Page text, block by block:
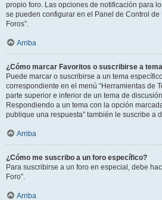
propio foro. Las opciones de notificación para
se pueden configurar en el Panel de Control de
Foros”.
Arriba
¿Cómo marcar Favoritos o suscribirse a
Puede marcar o suscribirse a un tema
correspondiente en el menú “Herramientas de
parte superior e inferior de un tema de
Respondiendo a un tema con la opción
publique una respuesta” también le suscribe a
Arriba
¿Cómo me suscribo a un foro específico?
Para suscribirse a un foro en especial, debe
Foro”.
Arriba